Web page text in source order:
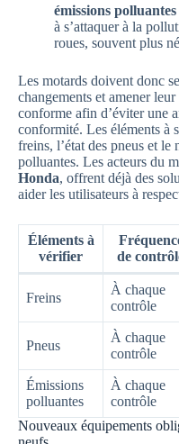
émissions polluantes
à s’attaquer à la
roues, souvent plus
Les motards doivent donc
changements et amener
conforme afin d’éviter une
conformité. Les éléments à
freins, l’état des pneus et le
polluantes. Les acteurs du
Honda, offrent déjà des
aider les utilisateurs à
Éléments à
vérifier
de
Freins
À chaque
contrôle
Pneus
À chaque
contrôle
Émissions
polluantes
À chaque
contrôle
Nouveaux équipements